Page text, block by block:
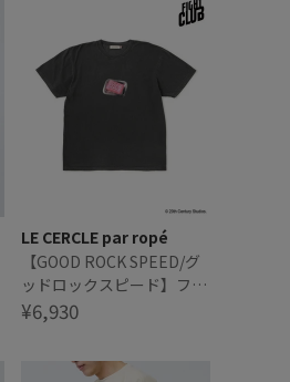
LE CERCLE par ropé
【GOOD ROCK SPEED/グ
ッドロックスピード】ファ
イトクラブアイコンTシャ
¥6,930